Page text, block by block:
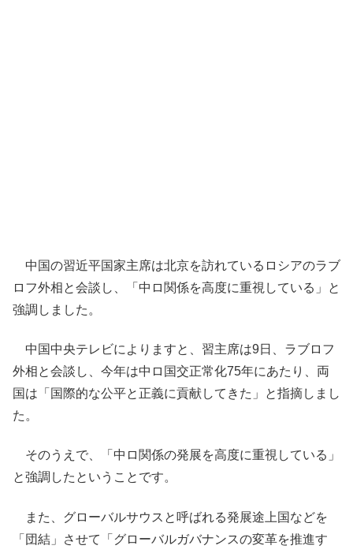
中国の習近平国家主席は北京を訪れているロシアのラブ
ロフ外相と会談し、「中ロ関係を高度に重視している」と
強調しました。
中国中央テレビによりますと、習主席は9日、ラブロフ
外相と会談し、今年は中ロ国交正常化75年にあたり、両
国は「国際的な公平と正義に貢献してきた」と指摘しまし
た。
そのうえで、「中ロ関係の発展を高度に重視している」
と強調したということです。
また、グローバルサウスと呼ばれる発展途上国などを
「団結」させて「グローバルガバナンスの変革を推進す